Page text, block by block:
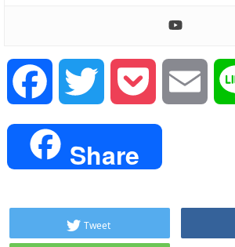
Facebook Twitter Pocket
Share
Tweet